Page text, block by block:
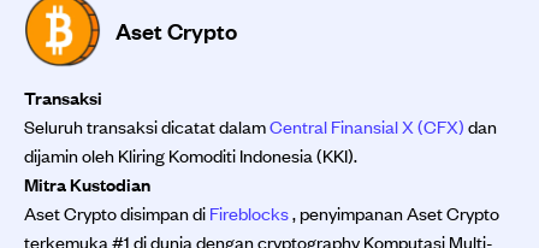
Aset Crypto
Transaksi
Seluruh transaksi dicatat dalamCentral Finansial X (CFX)dan
dijamin oleh Kliring Komoditi Indonesia (KKI).
Mitra Kustodian
Aset Crypto disimpan diFireblocks, penyimpanan Aset Crypto
terkemuka #1 di dunia dengan cryptography Komputasi Multi-